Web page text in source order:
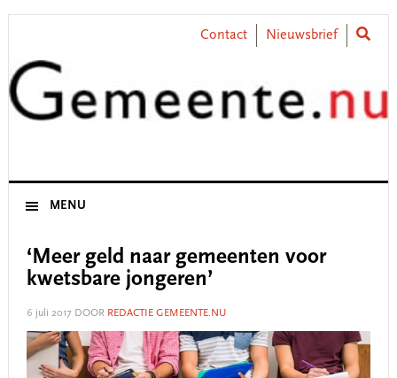
Skip
primary
navigation
Skip
content
Skip
primary
sidebar
Skip
footer
Contact Nieuwsbrief
MENU
‘Meer geld naar gemeenten voor
kwetsbare jongeren’
6 juli 2017 DOOR REDACTIE GEMEENTE.NU